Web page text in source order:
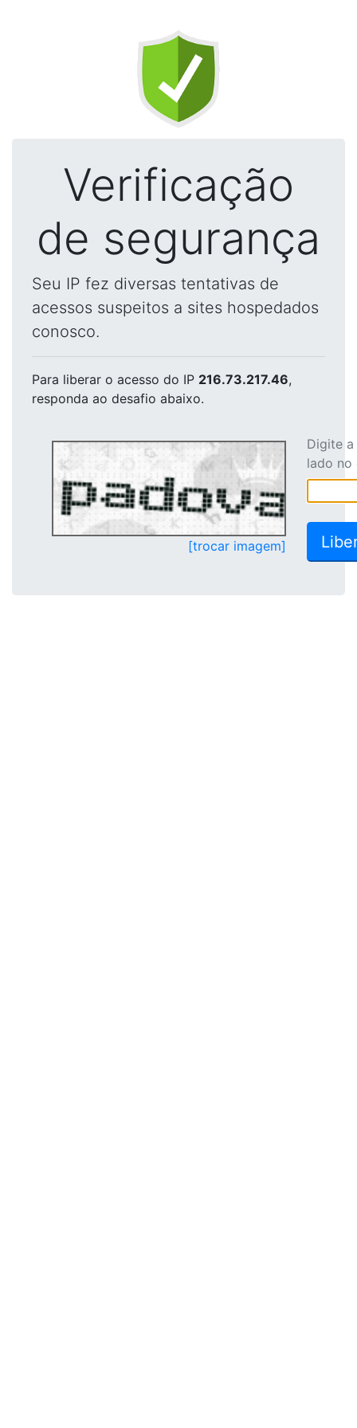
Verificação
de segurança
Seu IP fez diversas tentativas de
acessos suspeitos a sites hospedados
conosco.
Para liberar o acesso do IP 216.73.217.46,
responda ao desafio abaixo.
[trocar imagem]
Digite
lado no